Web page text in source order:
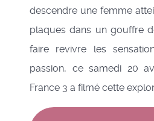
descendre une femme
plaques dans un gouffre
faire revivre les
passion, ce samedi 20
France 3 a filmé cette